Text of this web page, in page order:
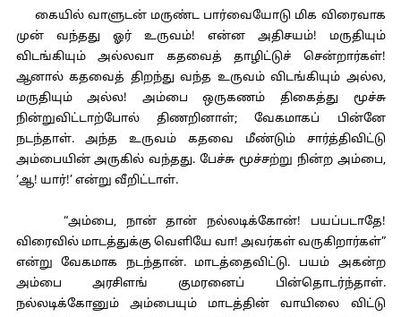
கையில் வாளுடன் மருண்ட பார்வையோடு மிக விரைவாக
முன் வந்தது ஓர் உருவம்! என்ன அதிசயம்! மருதியும்
விடங்கியும் அல்லவா கதவைத் தாழிட்டுச் சென்றார்கள்!
ஆனால் கதவைத் திறந்து வந்த உருவம் விடங்கியும் அல்ல,
மருதியும் அல்ல! அம்பை ஒருகணம் திகைத்து மூச்சு
நின்றுவிட்டாற்போல் திணறினாள்; வேகமாகப் பின்னே
நடந்தாள். அந்த உருவம் கதவை மீண்டும் சார்த்திவிட்டு
அம்பையின் அருகில் வந்தது. பேச்சு மூச்சற்று நின்ற அம்பை,
‘ஆ! யார்!’ என்று வீறிட்டாள்.
“அம்பை, நான் தான் நல்லடிக்கோன்! பயப்படாதே!
விரைவில் மாடத்துக்கு வெளியே வா! அவர்கள் வருகிறார்கள்”
என்று வேகமாக நடந்தான். மாடத்தைவிட்டு. பயம் அகன்ற
அம்பை அரசிளங் குமரனைப் பின்தொடர்ந்தாள்.
நல்லடிக்கோனும் அம்பையும் மாடத்தின் வாயிலை விட்டு